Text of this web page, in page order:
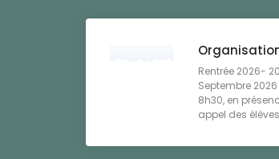
Rentrée 2026-
Septembre
8h30, en
appel des